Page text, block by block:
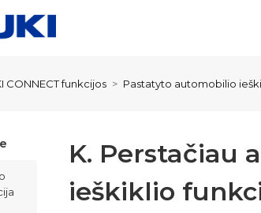
CONNECT funkcijos Pastatyto automobilio
K. Perstačiau
ieškiklio